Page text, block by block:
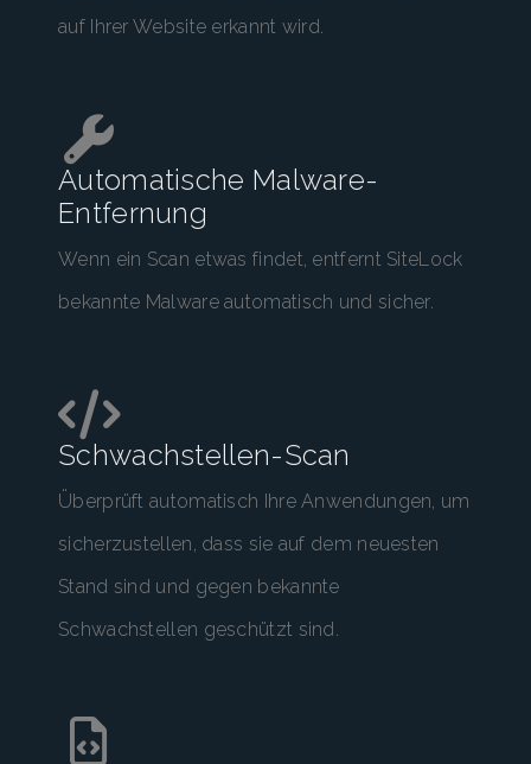
auf Ihrer Website erkannt wird.
Automatische Malware-
Entfernung
Wenn ein Scan etwas findet, entfernt SiteLock
bekannte Malware automatisch und sicher.
Schwachstellen-Scan
Überprüft automatisch Ihre Anwendungen, um
sicherzustellen, dass sie auf dem neuesten
Stand sind und gegen bekannte
Schwachstellen geschützt sind.